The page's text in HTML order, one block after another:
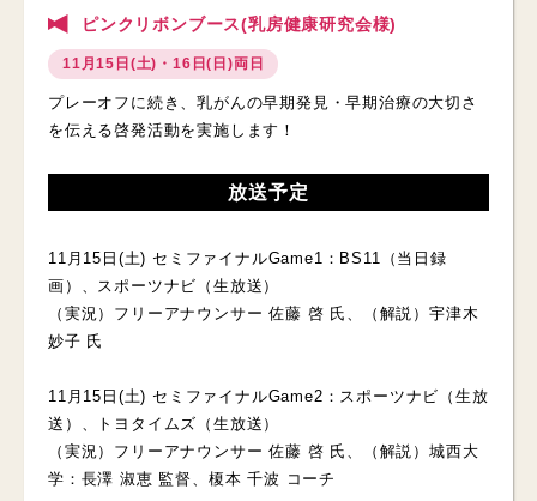
ピンクリボンブース(乳房健康研究会様)
11月15日(土)・16日(日)両日
プレーオフに続き、乳がんの早期発見・早期治療の大切さ
を伝える啓発活動を実施します！
放送予定
11月15日(土) セミファイナルGame1：BS11（当日録
画）、スポーツナビ（生放送）
（実況）フリーアナウンサー 佐藤 啓 氏、（解説）宇津木
妙子 氏
11月15日(土) セミファイナルGame2：スポーツナビ（生放
送）、トヨタイムズ（生放送）
（実況）フリーアナウンサー 佐藤 啓 氏、（解説）城西大
学：長澤 淑恵 監督、榎本 千波 コーチ